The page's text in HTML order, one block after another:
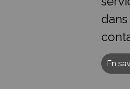
En